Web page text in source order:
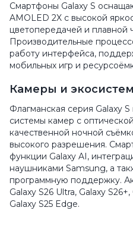
Смартфоны Galaxy S
AMOLED 2X с высокой
цветопередачей и плавной
Производительные
работу интерфейса,
мобильных игр и
Камеры и
Флагманская серия Galaxy
системы камер с
качественной ночной
высокого разрешения.
функции Galaxy AI,
наушниками Samsung, а
программную поддержку.
Galaxy S26 Ultra, Galaxy
Galaxy S25 Edge.